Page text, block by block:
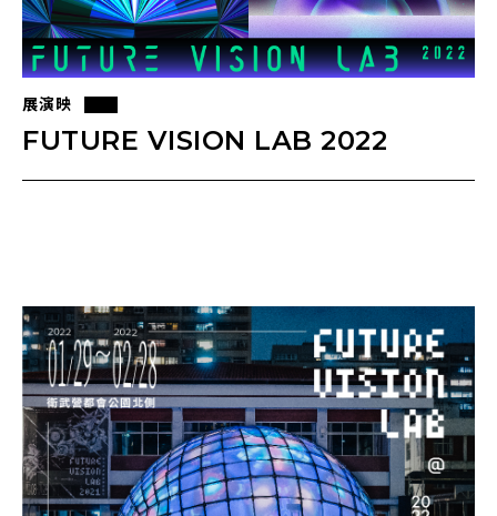
展演映
FUTURE VISION LAB 2022